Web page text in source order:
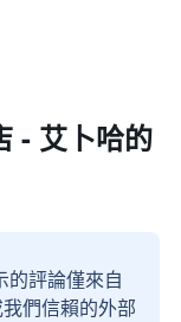
- 艾卜哈的
的評論僅來自
們信賴的外部